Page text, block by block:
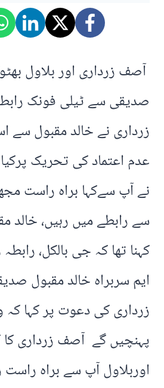
آصف زرداری اور بلاول
صدیقی سے ٹیلی فونک
زرداری نے خالد مقبول سے
عدم اعتماد کی تحریک
نے آپ سےکہا براہ راست
سے رابطے میں رہیں، خالد
کہنا تھا کہ جی بالکل، رابطہ
ایم سربراہ خالد مقبول
زرداری کی دعوت پر کہا کہ
پہنچیں گے آصف زرداری کا
اوربلاول آپ سے براہ